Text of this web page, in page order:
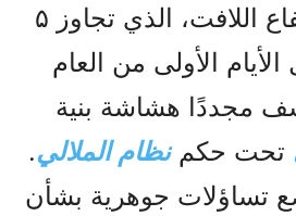
تومان. هذا الارتفاع اللافت، الذي تجاوز ۵
الأولى من العام
مجددًا هشاشة بنية
تحت حكمنظام الملالي.
تساؤلات جوهرية بشأن